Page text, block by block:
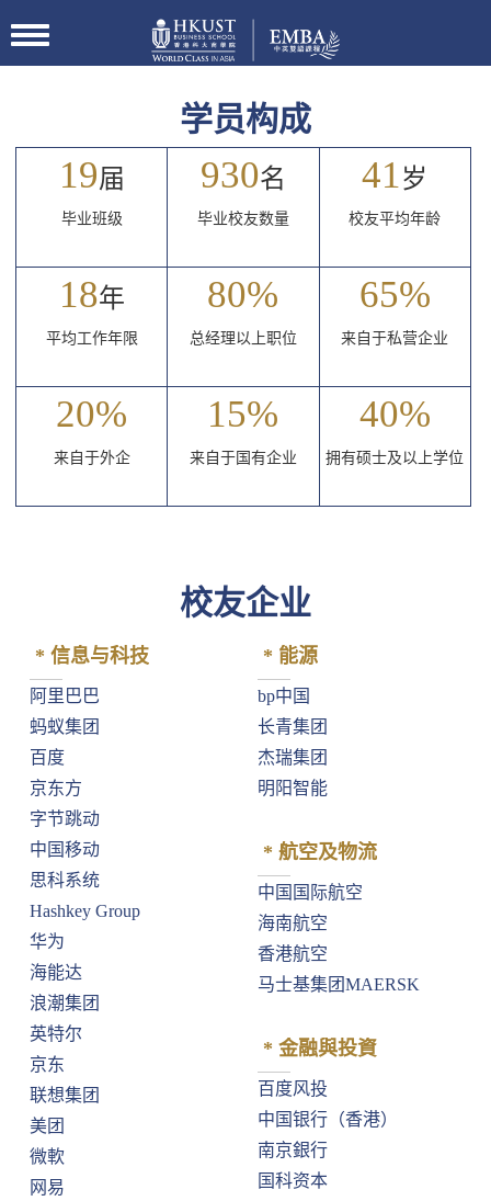
切
学员构成
19届
毕业班级
930名
毕业校友数量
41岁
校友平均年龄
18年
平均工作年限
80%
总经理以上职位
65%
来自于私营企业
20%
来自于外企
15%
来自于国有企业
40%
拥有硕士及以上学位
校友企业
* 信息与科技
⁠阿里巴巴
⁠蚂蚁集团
百度
京东方
字节跳动
中国移动
思科系统
⁠Hashkey Group
华为
海能达
⁠浪潮集团
英特尔
京东
联想集团
美团
微軟
网易
* 能源
bp中国
长青集团
⁠杰瑞集团
明阳智能
* 航空及物流
中国国际航空
海南航空
香港航空
马士基集团MAERSK
* 金融與投資
⁠百度风投
⁠中国银行（香港）
⁠南京銀行
⁠国科资本